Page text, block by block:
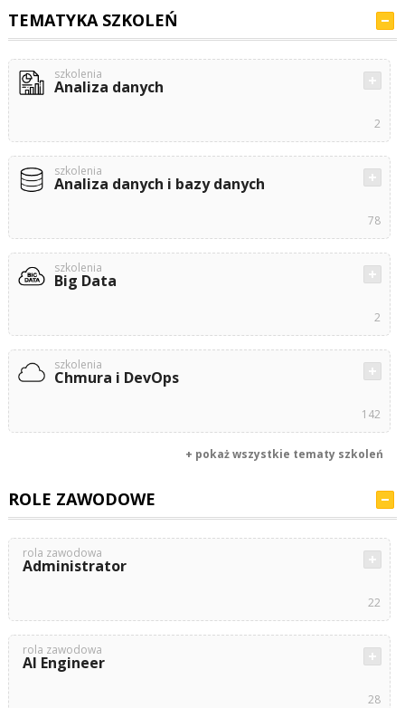
TEMATYKA SZKOLEŃ
szkolenia
Analiza danych
2
szkolenia
Analiza danych i bazy danych
78
szkolenia
Big Data
2
szkolenia
Chmura i DevOps
142
+ pokaż wszystkie tematy szkoleń
ROLE ZAWODOWE
rola zawodowa
Administrator
22
rola zawodowa
AI Engineer
28